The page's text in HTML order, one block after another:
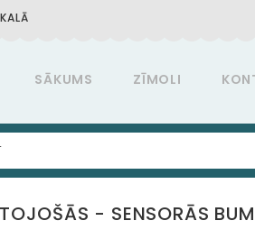
SĀKUMS ZĪMOLI
- SENSORĀS